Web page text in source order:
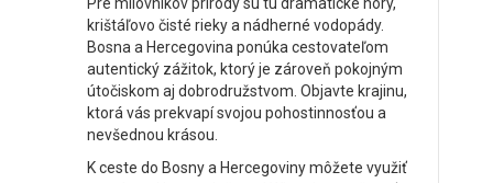
Pre milovníkov prírody sú tu dramatické hory,
krištáľovo čisté rieky a nádherné vodopády.
Bosna a Hercegovina ponúka cestovateľom
autentický zážitok, ktorý je zároveň pokojným
útočiskom aj dobrodružstvom. Objavte krajinu,
ktorá vás prekvapí svojou pohostinnosťou a
nevšednou krásou.
K ceste do Bosny a Hercegoviny môžete využiť